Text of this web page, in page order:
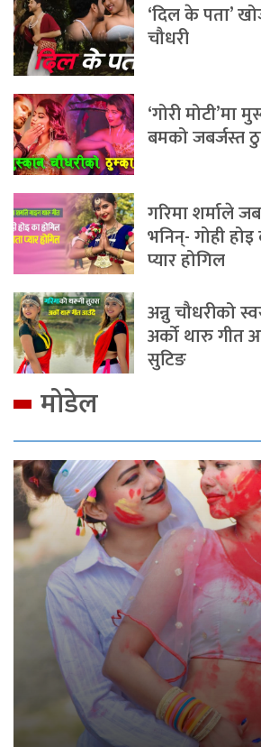
‘दिल के पता’
चौधरी
‘गोरी मोटी’मा
बमको जबर्जस्त
गरिमा शर्माले
भनिन्- गोही
प्यार होगिल
अन्नु चौधरीको
अर्को थारु गीत
सुटिङ
मोडेल